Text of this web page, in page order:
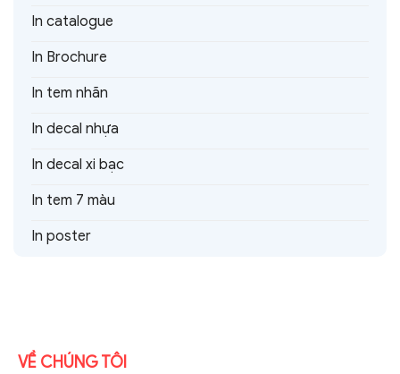
In catalogue
In Brochure
In tem nhãn
In decal nhựa
In decal xi bạc
In tem 7 màu
In poster
VỀ CHÚNG TÔI